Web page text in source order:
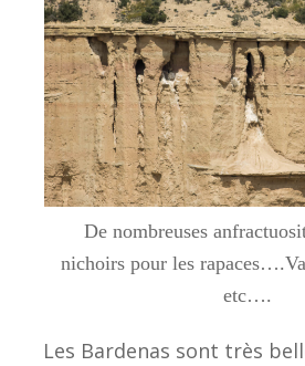
De nombreuses
nichoirs pour les
etc….
Les Bardenas sont très